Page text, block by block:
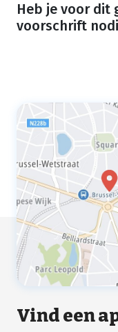
Heb je voor dit
voorschrift
Vind een